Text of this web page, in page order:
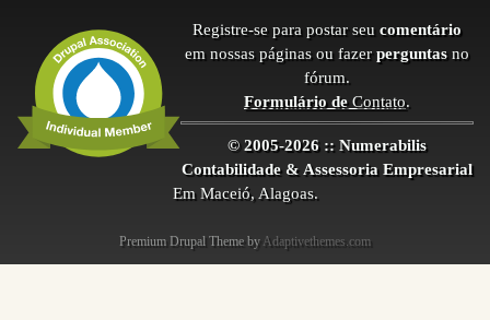
Registre-se para postar seu comentário
em nossas páginas ou fazer perguntas no
fórum.
Formulário deContato.
© 2005-2026 :: Numerabilis
Contabilidade & Assessoria Empresarial
Em Maceió, Alagoas.
Premium Drupal Theme by Adaptivethemes.com